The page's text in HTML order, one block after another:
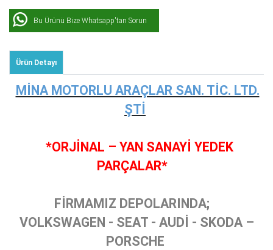
Bu Ürünü Bize Whatsapp'tan Sorun
Ürün Detayı
MİNA MOTORLU ARAÇLAR SAN. TİC. LTD.
ŞTİ
*ORJİNAL – YAN SANAYİ YEDEK
PARÇALAR*
FİRMAMIZ DEPOLARINDA;
VOLKSWAGEN - SEAT - AUDİ - SKODA –
PORSCHE